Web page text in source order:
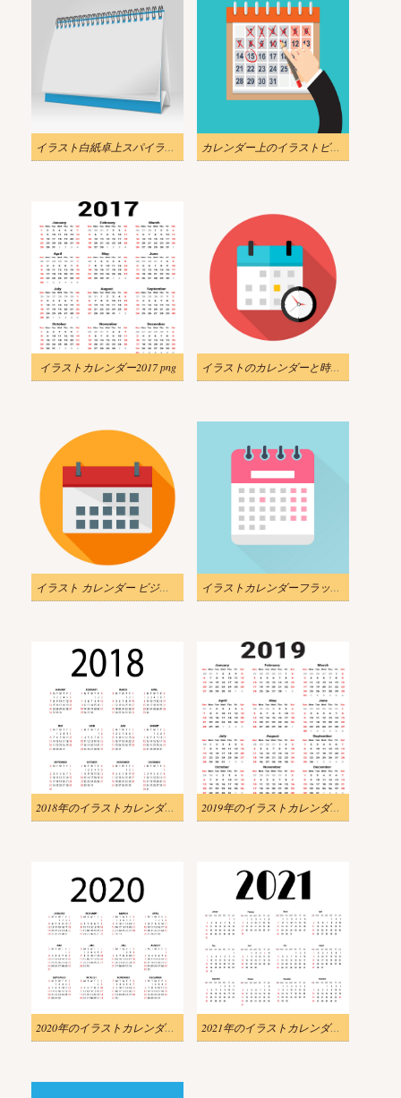
イラスト白紙卓上スパイラルカレンダー カレンダー上のイラストビジネスマンの手マークpng
イラストカレンダー2017 png イラストのカレンダーと時計のアイコンが透明
イラスト カレンダー ビジネス フラット アイコン透明 イラストカレンダーフラットアイコンpng
2018年のイラストカレンダーpng 2019年のイラストカレンダーpng
2020年のイラストカレンダーpng 2021年のイラストカレンダーpng